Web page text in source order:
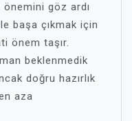
göz ardı
başa çıkmak için
önem taşır.
beklenmedik
doğru hazırlık
aza